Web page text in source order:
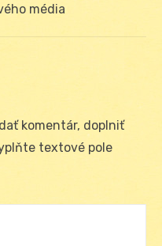
média
komentár, doplniť
textové pole